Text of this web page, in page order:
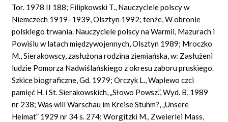
Tor. 1978 II 188; Filipkowski T., Nauczyciele polscy w
Niemczech 1919–1939, Olsztyn 1992; tenże, W obronie
polskiego trwania. Nauczyciele polscy na Warmii, Mazurach i
Powiślu w latach międzywojennych, Olsztyn 1989; Mroczko
M., Sierakowscy, zasłużona rodzina ziemiańska, w: Zasłużeni
ludzie Pomorza Nadwiślańskiego z okresu zaboru pruskiego.
Szkice biograficzne, Gd. 1979; Orczyk L., Waplewo czci
pamięć H. i St. Sierakowskich, „Słowo Powsz.”, Wyd. B, 1989
nr 238; Was will Warschau im Kreise Stuhm?, „Unsere
Heimat” 1929 nr 34 s. 274; Worgitzki M., Zweierlei Mass,